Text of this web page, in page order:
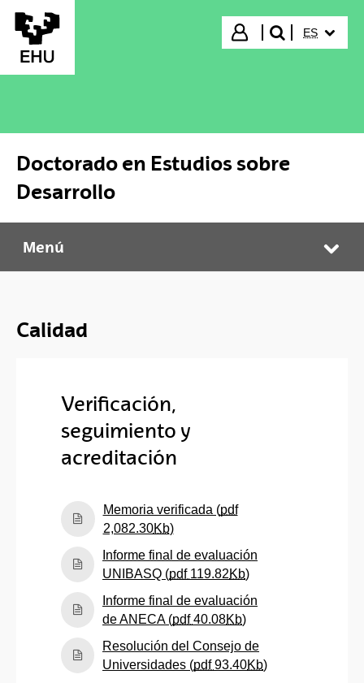
Saltar al contenido principal
Iniciar sesión
buscar"
ES
Doctorado en Estudios sobre
Desarrollo
Doctorado en Estudios sobre Desarrollo
Menú
Calidad
Verificación,
seguimiento y
acreditación
Memoria verificada (pdf
2,082.30Kb)(Abre una nueva ventana)
Informe final de evaluación
UNIBASQ (pdf 119.82Kb)(Abre una nueva
Informe final de evaluación
de ANECA (pdf40.08Kb)(Abre una nueva
Resolución del Consejo de
Universidades (pdf93.40Kb)(Abre una